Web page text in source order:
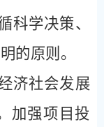
科学决策、
的原则。
济社会发展
加强项目投